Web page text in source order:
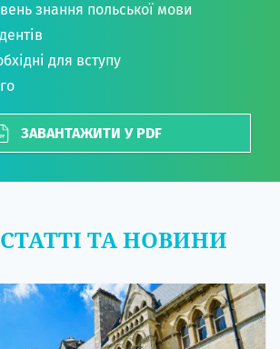
знання польської мови
для вступу
ЗАВАНТАЖИТИ У PDF
ТА НОВИНИ